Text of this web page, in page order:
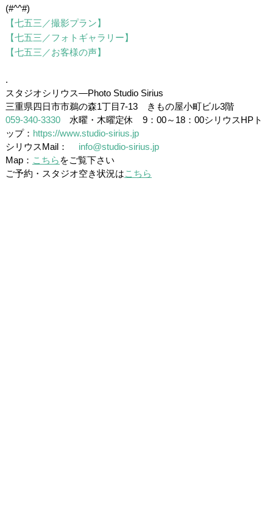
(#^^#)
【七五三／撮影プラン】
【七五三／フォトギャラリー】
【七五三／お客様の声】
.
スタジオシリウス―Photo Studio Sirius
三重県四日市市鵜の森1丁目7-13 きもの屋小町ビル3階
059-340-3330水曜・木曜定休 9：00～18：00シリウスHPト
ップ： https://www.studio-sirius.jp
シリウスMail：
info@studio-sirius.jp
Map： こちら をご覧下さい
ご予約・スタジオ空き状況はこちら